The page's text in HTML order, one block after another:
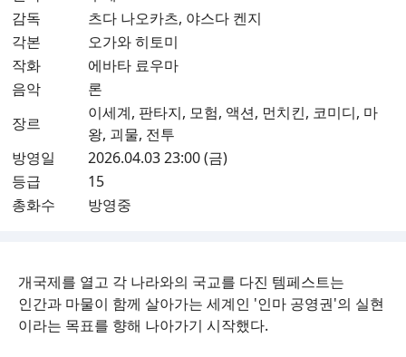
감독
츠다 나오카츠, 야스다 켄지
각본
오가와 히토미
작화
에바타 료우마
음악
론
장르
이세계, 판타지, 모험, 액션, 먼치킨, 코미디, 마
왕, 괴물, 전투
방영일
2026.04.03 23:00 (금)
등급
15
총화수
방영중
개국제를 열고 각 나라와의 국교를 다진 템페스트는
인간과 마물이 함께 살아가는 세계인 '인마 공영권'의 실현
이라는 목표를 향해 나아가기 시작했다.